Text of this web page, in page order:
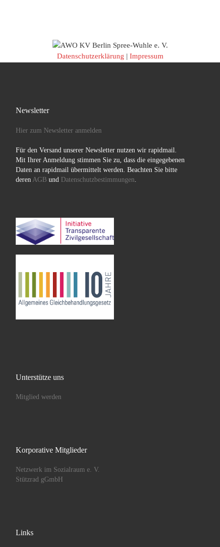
Datenschutzerklärung | Impressum
Newsletter
Hier zum Newsletter anmelden
Für den Versand unserer Newsletter nutzen wir rapidmail.
Mit Ihrer Anmeldung stimmen Sie zu, dass die eingegebenen
Daten an rapidmail übermittelt werden. Beachten Sie bitte
deren AGBund Datenschutzbestimmungen
Unterstütze uns
Mitglied werden
Korporative Mitglieder
Netzwerk im Sozialraum e. V.
Stützrad gGmbH
Links